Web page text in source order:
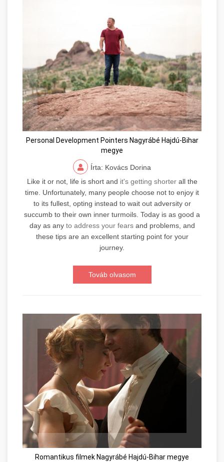
Personal Development Pointers Nagyrábé Hajdú-Bihar
megye
Írta: Kovács Dorina
Like it or not, life is short and it's getting shorterall the
time. Unfortunately, many people choose not to enjoy it
to its fullest, opting instead to wait out adversity or
succumb to their own inner turmoils. Today is as good a
day as any to address your fearsand problems, and
these tips are an excellent starting point for your
journey.
Továb olvasom
Romantikus filmek Nagyrábé Hajdú-Bihar megye